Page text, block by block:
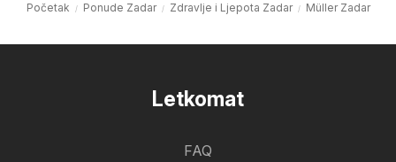
Početak Ponude Zadar Zdravlje i Ljepota Zadar Müller Zadar
Letkomat
FAQ